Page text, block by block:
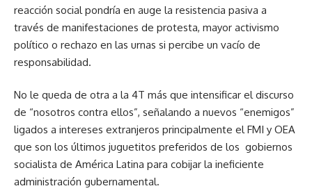
reacción social pondría en auge la resistencia pasiva a
través de manifestaciones de protesta, mayor activismo
político o rechazo en las urnas si percibe un vacío de
responsabilidad.
No le queda de otra a la 4T más que intensificar el discurso
de “nosotros contra ellos”, señalando a nuevos “enemigos”
ligados a intereses extranjeros principalmente el FMI y OEA
que son los últimos juguetitos preferidos de los gobiernos
socialista de América Latina para cobijar la ineficiente
administración gubernamental.